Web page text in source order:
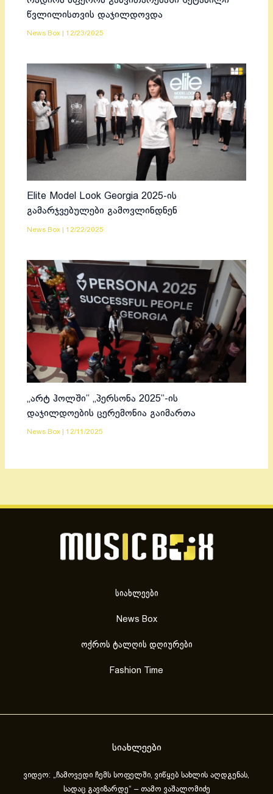
წვლილისთვის დაჯილდოვდა
News Box |12/23/2025
Elite Model Look Georgia 2025-ის
გამარჯვებულები გამოვლინდნენ
News Box |12/22/2025
„არტ ჰოლში“ „პერსონა 2025“-ის
დაჯილდოების ცერემონია გაიმართა
News Box |12/11/2025
სიახლეები
News Box
ოქროს ტალღის დღიურები
Fashion Time
სიახლეები
ვიდეო: „ჩამოვედი ჩემს სოფელში, ვიწყებ სახლის აღდგენას,
სადაც გავიზარდე“ – თამო ვაშალომიძე